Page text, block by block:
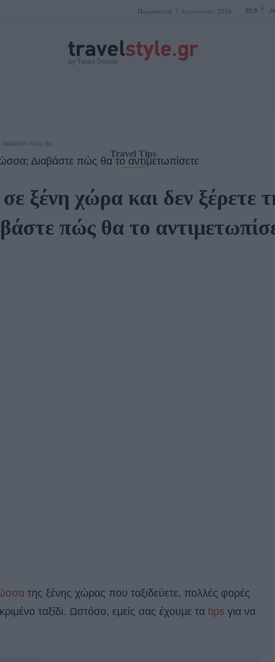
Παρασκευή, 7 Αυγούστου, 2026 30.9 C
Διαβάστε πώς θα...
Travel Tips
σε ξένη χώρα και δεν ξέρετε
πώς θα το
της ξένης χώρας που ταξιδεύετε, πολλές φορές
ταξίδι. Ωστόσο, εμείς σας έχουμε τα tips για να